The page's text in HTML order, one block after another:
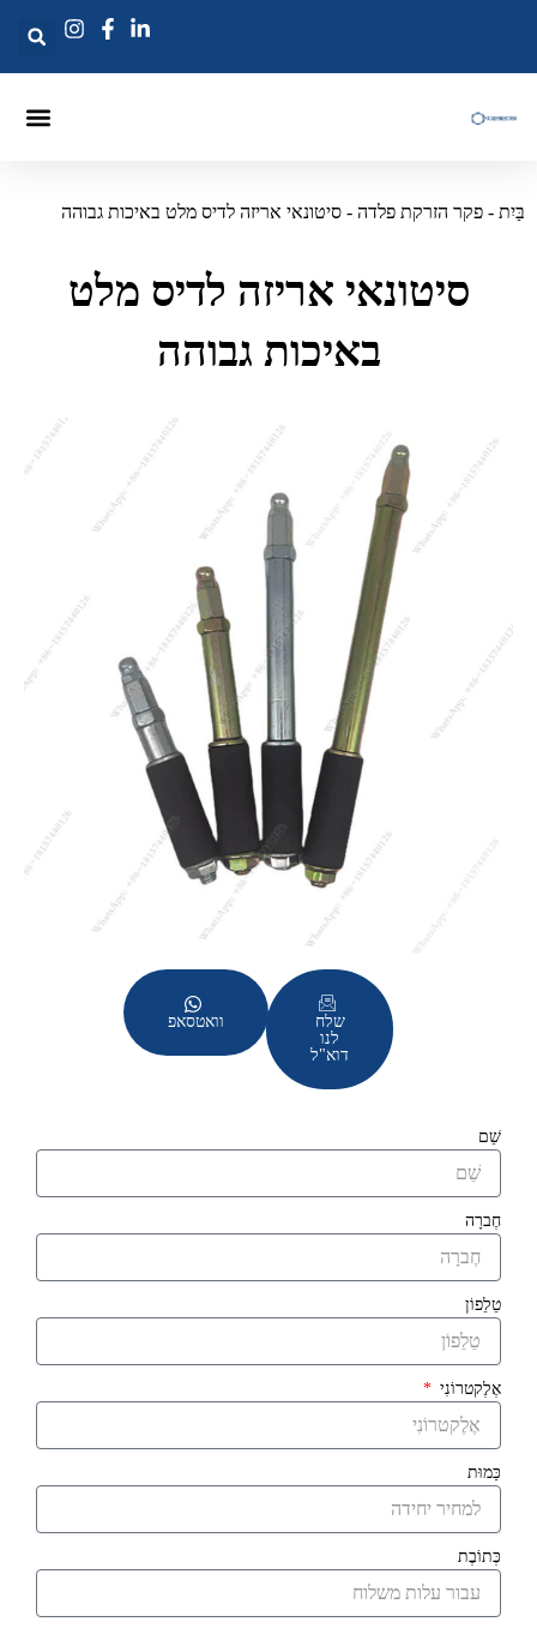
-פקר הזרקת פלדה-סיטונאי אריזה לדיס מלט באיכות גבוהה
סיטונאי אריזה לדיס מלט
באיכות גבוהה
שלח
דוא"ל
וואטסאפ
חֶברָה
טֵלֵפוֹן
אֶלֶקטרוֹנִי
כַּמוּת
כְּתוֹבֶת